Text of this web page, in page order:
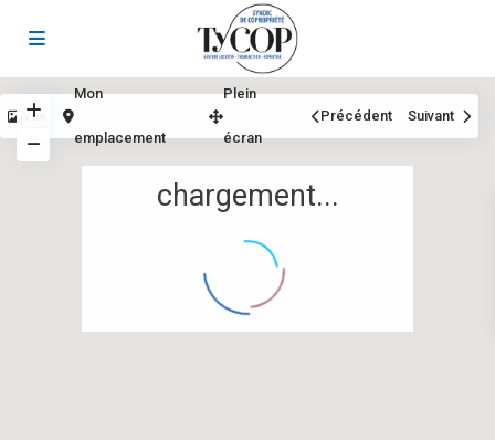
chargement...
Vue
Mon
emplacement
Plein
écran
Précédent Suivant